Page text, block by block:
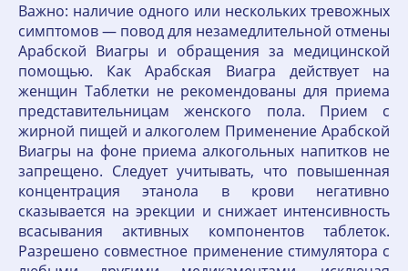
Важно: наличие одного или нескольких тревожных
симптомов — повод для незамедлительной отмены
Арабской Виагры и обращения за медицинской
помощью. Как Арабская Виагра действует на
женщин Таблетки не рекомендованы для приема
представительницам женского пола. Прием с
жирной пищей и алкоголем Применение Арабской
Виагры на фоне приема алкогольных напитков не
запрещено. Следует учитывать, что повышенная
концентрация этанола в крови негативно
сказывается на эрекции и снижает интенсивность
всасывания активных компонентов таблеток.
Разрешено совместное применение стимулятора с